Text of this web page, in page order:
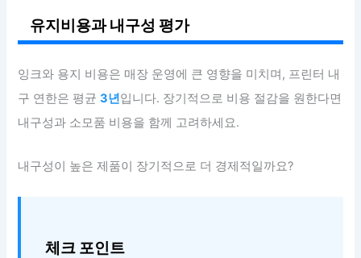
유지비용과 내구성 평가
잉크와 용지 비용은 매장 운영에 큰 영향을 미치며, 프린터 내
구 연한은 평균3년입니다. 장기적으로 비용 절감을 원한다면
내구성과 소모품 비용을 함께 고려하세요.
내구성이 높은 제품이 장기적으로 더 경제적일까요?
체크 포인트